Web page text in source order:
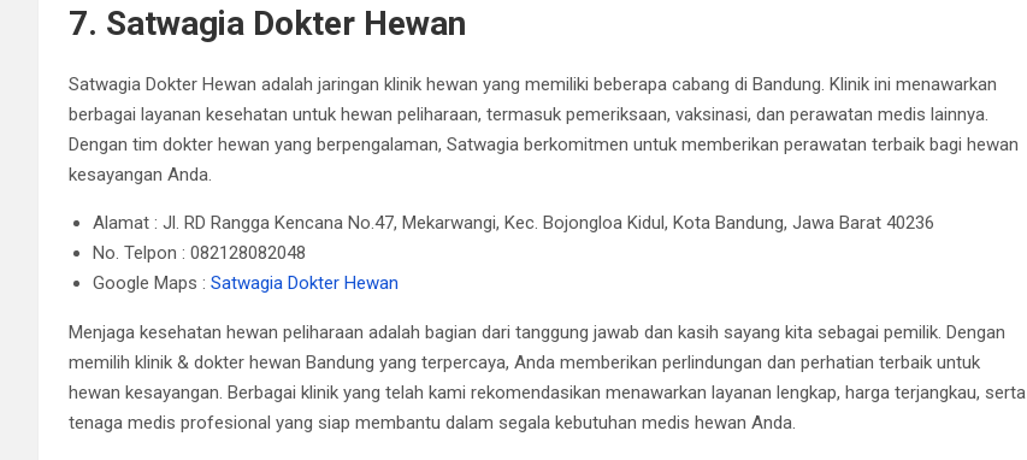
7. Satwagia Dokter Hewan
Satwagia Dokter Hewan adalah jaringan klinik hewan yang memiliki beberapa cabang di Bandung. Klinik ini menawarkan
berbagai layanan kesehatan untuk hewan peliharaan, termasuk pemeriksaan, vaksinasi, dan perawatan medis lainnya.
Dengan tim dokter hewan yang berpengalaman, Satwagia berkomitmen untuk memberikan perawatan terbaik bagi hewan
kesayangan Anda.
Alamat : Jl. RD Rangga Kencana No.47, Mekarwangi, Kec. Bojongloa Kidul, Kota Bandung, Jawa Barat 40236
No. Telpon : 082128082048
Google Maps : Satwagia Dokter Hewan
Menjaga kesehatan hewan peliharaan adalah bagian dari tanggung jawab dan kasih sayang kita sebagai pemilik. Dengan
memilih klinik & dokter hewan Bandung yang terpercaya, Anda memberikan perlindungan dan perhatian terbaik untuk
hewan kesayangan. Berbagai klinik yang telah kami rekomendasikan menawarkan layanan lengkap, harga terjangkau, serta
tenaga medis profesional yang siap membantu dalam segala kebutuhan medis hewan Anda.